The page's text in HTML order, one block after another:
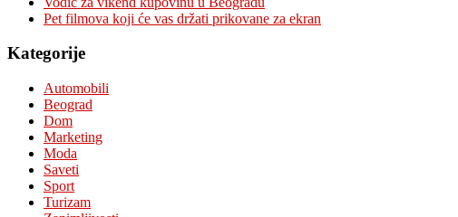
Pet filmova koji će vas držati prikovane za ekran
Kategorije
Automobili
Beograd
Dom
Marketing
Moda
Saveti
Sport
Turizam